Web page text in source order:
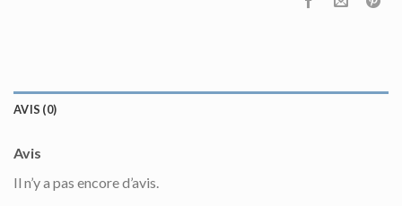
AVIS (0)
Avis
Il n’y a pas encore d’avis.